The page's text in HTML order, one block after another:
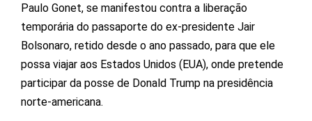
Paulo Gonet, se manifestou contra a liberação
temporária do passaporte do ex-presidente Jair
Bolsonaro, retido desde o ano passado, para que ele
possa viajar aos Estados Unidos (EUA), onde pretende
participar da posse de Donald Trump na presidência
norte-americana.